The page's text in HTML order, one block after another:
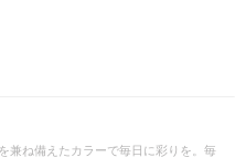
兼ね備えたカラーで毎日に彩りを。毎